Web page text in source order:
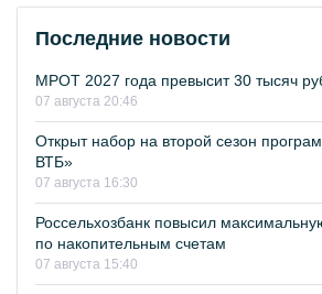
Последние новости
МРОТ 2027 года превысит 30 тысяч
07 августа 20:46
Открыт набор на второй сезон
ВТБ»
07 августа 16:30
Россельхозбанк повысил
по накопительным счетам
07 августа 15:40